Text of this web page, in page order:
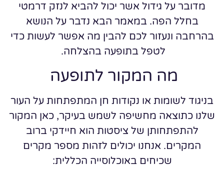
מדובר על גידול אשר יכול להביא לנזק דרמטי
בחלל הפה. במאמר הבא נדבר על הנושא
בהרחבה ונעזור לכם להבין מה אפשר לעשות כדי
לטפל בתופעה בהצלחה.
מה המקור לתופעה
בניגוד לשומות או נקודות חן המתפתחות על העור
שלנו כתוצאה מחשיפה לשמש בעיקר, כאן המקור
להתפתחותן של ציסטות הוא חיידקי ברוב
המקרים. אנחנו יכולים לזהות מספר מקרים
שכיחים באוכלוסייה הכללית: